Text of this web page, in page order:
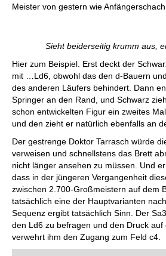
Meister von gestern wie Anfängerschach
Sieht beiderseitig krumm aus,
Hier zum Beispiel. Erst deckt der
mit …Ld6, obwohl das den d-Bauern
des anderen Läufers behindert. Dann
Springer an den Rand, und Schwarz
schon entwickelten Figur ein zweites
und den zieht er natürlich ebenfalls an
Der gestrenge Doktor Tarrasch würde
verweisen und schnellstens das Brett
nicht länger ansehen zu müssen. Und
dass in der jüngeren Vergangenheit
zwischen 2.700-Großmeistern auf dem
tatsächlich eine der Hauptvarianten nach
Sequenz ergibt tatsächlich Sinn. Der
den Ld6 zu befragen und den Druck
verwehrt ihm den Zugang zum Feld c4.